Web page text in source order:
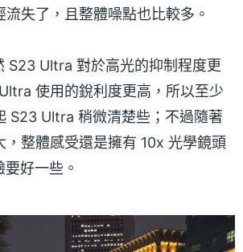
失了，且整體噪點也比較多。
S23 Ultra 對於高光的抑制程度更
使用的銳利度更高，所以至少
S23 Ultra 稍微清楚些；不過隨著
，整體感受還是擁有 10x 光學鏡頭
好一些。